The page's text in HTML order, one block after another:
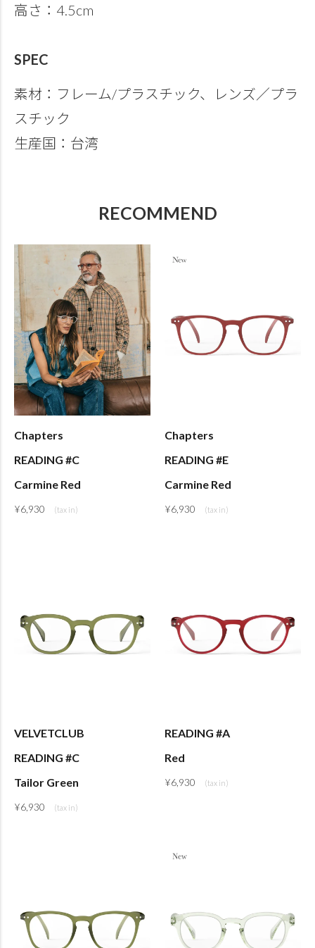
高さ：4.5cm
SPEC
素材：フレーム/プラスチック、レンズ／プラ
スチック
生産国：台湾
RECOMMEND
Chapters
READING #C
Carmine Red
¥6,930
Chapters
READING #E
Carmine Red
¥6,930
VELVETCLUB
READING #C
Tailor Green
¥6,930
READING #A
Red
¥6,930